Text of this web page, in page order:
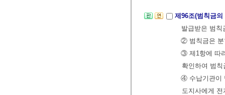
제96조(범칙금
발급받은 범
② 범칙금은 분
③ 제1항에 따
확인하여 범
④ 수납기관이
도지사에게